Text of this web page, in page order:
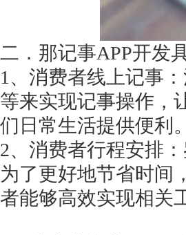
二．那记事APP开发
1、消费者线上记事
等来实现记事操作，
们日常生活提供便利。
2、消费者行程安排
为了更好地节省时间
者能够高效实现相关
扫码沟通